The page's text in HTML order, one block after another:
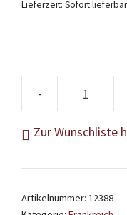
Lieferzeit: Sofort lieferbar
Zur Wunschliste
Artikelnummer: 12388